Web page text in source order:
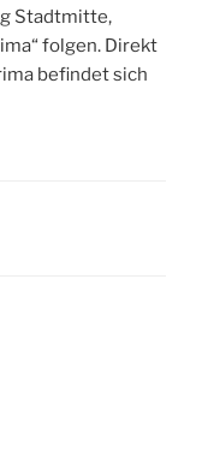
Stadtmitte,
folgen. Direkt
befindet sich